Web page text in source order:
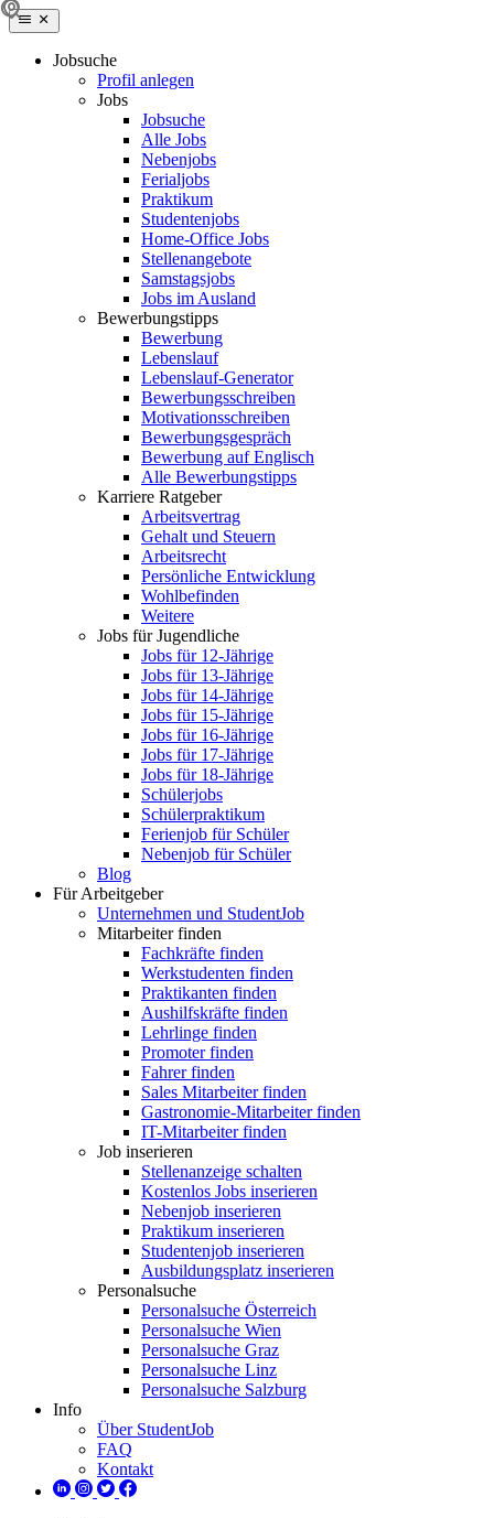
Jobsuche
Profil anlegen
Jobs
Jobsuche
Alle Jobs
Nebenjobs
Ferialjobs
Praktikum
Studentenjobs
Home-Office Jobs
Stellenangebote
Samstagsjobs
Jobs im Ausland
Bewerbungstipps
Bewerbung
Lebenslauf
Lebenslauf-Generator
Bewerbungsschreiben
Motivationsschreiben
Bewerbungsgespräch
Bewerbung auf Englisch
Alle Bewerbungstipps
Karriere Ratgeber
Arbeitsvertrag
Gehalt und Steuern
Arbeitsrecht
Persönliche Entwicklung
Wohlbefinden
Weitere
Jobs für Jugendliche
Jobs für 12-Jährige
Jobs für 13-Jährige
Jobs für 14-Jährige
Jobs für 15-Jährige
Jobs für 16-Jährige
Jobs für 17-Jährige
Jobs für 18-Jährige
Schülerjobs
Schülerpraktikum
Ferienjob für Schüler
Nebenjob für Schüler
Blog
Für Arbeitgeber
Unternehmen und StudentJob
Mitarbeiter finden
Fachkräfte finden
Werkstudenten finden
Praktikanten finden
Aushilfskräfte finden
Lehrlinge finden
Promoter finden
Fahrer finden
Sales Mitarbeiter finden
Gastronomie-Mitarbeiter finden
IT-Mitarbeiter finden
Job inserieren
Stellenanzeige schalten
Kostenlos Jobs inserieren
Nebenjob inserieren
Praktikum inserieren
Studentenjob inserieren
Ausbildungsplatz inserieren
Personalsuche
Personalsuche Österreich
Personalsuche Wien
Personalsuche Graz
Personalsuche Linz
Personalsuche Salzburg
Info
Über StudentJob
FAQ
Kontakt